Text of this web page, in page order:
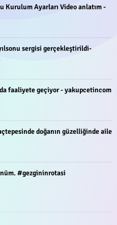
Kurulum Ayarları Video anlatım -
sergisi gerçekleştirildi-
faaliyete geçiyor - yakupcetincom
doğanın güzelliğinde aile
#gezgininrotasi